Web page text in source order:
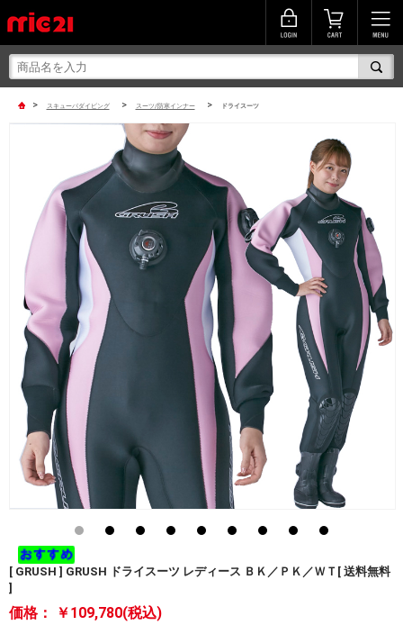
> スキューバダイビング > スーツ/防寒インナー > ドライスーツ
[ GRUSH ] GRUSH ドライスーツ レディース ＢＫ／ＰＫ／ＷＴ[ 送料無料
]
価格： ￥109,780(税込)